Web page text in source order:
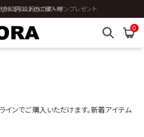
円以上のご購入時
0
インでご購入いただけます。新着アイテム